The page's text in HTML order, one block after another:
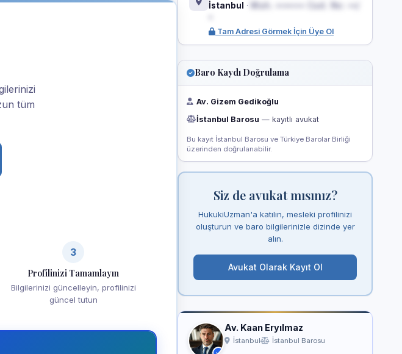
tüm
3
Profilinizi Tamamlayın
Bilgilerinizi güncelleyin, profilinizi
güncel tutun
İstanbul ·
Mah. ••••••• Cad. No: ••/
Tam Adresi Görmek İçin Üye Ol
Baro Kaydı Doğrulama
Av. Gizem Gedikoğlu
İstanbul Barosu — kayıtlı avukat
Bu kayıt İstanbul Barosu ve Türkiye Barolar Birliği
üzerinden doğrulanabilir.
Siz de avukat mısınız?
HukukiUzman'a katılın, mesleki profilinizi
oluşturun ve baro bilgilerinizle dizinde yer
alın.
Avukat Olarak Kayıt Ol
Av. Kaan Eryılmaz
İstanbul İstanbul Barosu